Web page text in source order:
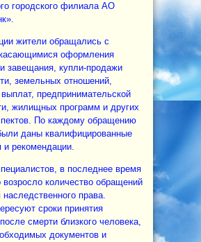
городского филиала АО
жители обращались с
оформления
завещания, купли-продажи
земельных отношений,
предпринимательской
жилищных программ и других
По каждому обращению
даны квалифицированные
и рекомендации.
в последнее время
возросло количество обращений
права.
сроки принятия
смерти близкого человека,
документов и